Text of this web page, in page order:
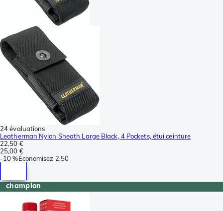
24 évaluations
Leatherman Nylon Sheath Large Black, 4 Pockets, étui ceinture
22,50 €
25,00 €
-10 %Économisez 2,50
champion